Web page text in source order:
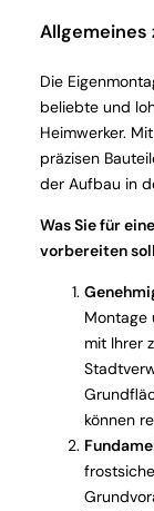
Die
beliebte und
Heimwerker.
präzisen
der Aufbau in
Was Sie für
vorbereiten
Montage
mit Ihrer
können